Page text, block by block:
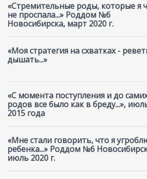
«Стремительные роды, которые я
не проспала...» Роддом №6
Новосибирска, март 2020 г.
«Моя стратегия на схватках -
дышать...»
«С момента поступления и до
родов все было как в бреду...»,
2015 года
«Мне стали говорить, что я
ребенка...» Роддом №6
июль 2020 г.